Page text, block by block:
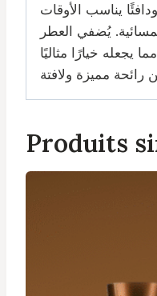
ودافئًا يناسب الأوقات
يُضفي العطر
يجعله خيارًا مثاليًا
Produits